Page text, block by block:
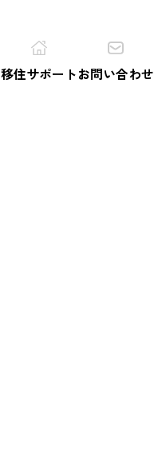
移住サポートお問い合わせ